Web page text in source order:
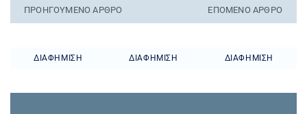
ΠΡΟΗΓΟΎΜΕΝO ΆΡΘΡΟ ΕΠΌΜΕΝΟ ΆΡΘΡΟ
ΔΙΑΦΉΜΙΣΗ ΔΙΑΦΉΜΙΣΗ ΔΙΑΦΉΜΙΣΗ